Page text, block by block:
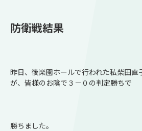
防衛戦結果
昨日、後楽園ホールで行われた私柴田直
が、皆様のお陰で３－０の判定勝ちで
勝ちました。